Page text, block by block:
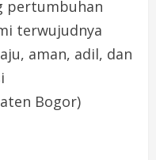
pertumbuhan
terwujudnya
aman, adil, dan
Bogor)